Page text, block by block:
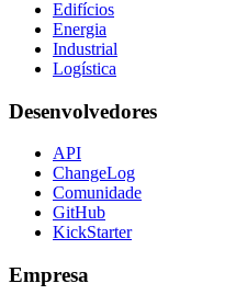
Edifícios
Energia
Industrial
Logística
Desenvolvedores
API
ChangeLog
Comunidade
GitHub
KickStarter
Empresa